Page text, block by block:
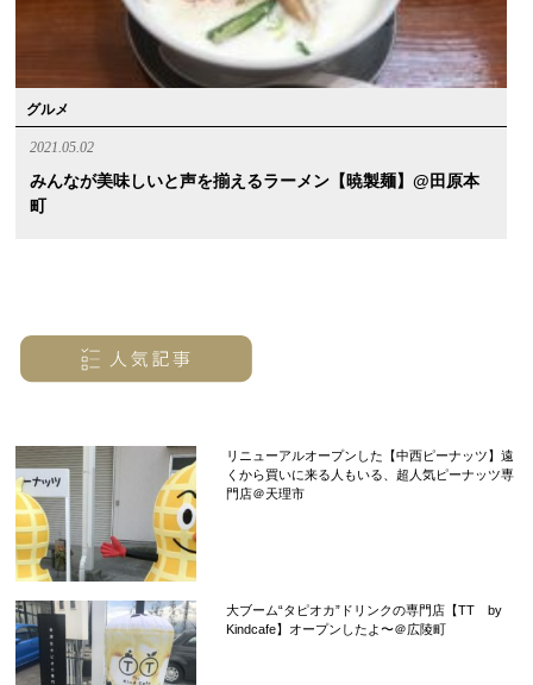
グルメ
2021.05.02
みんなが美味しいと声を揃えるラーメン【暁製麺】@田原本
町
リニューアルオープンした【中西ピーナッツ】遠
くから買いに来る人もいる、超人気ピーナッツ専
門店＠天理市
大ブーム“タピオカ”ドリンクの専門店【TT by
Kindcafe】オープンしたよ〜＠広陵町